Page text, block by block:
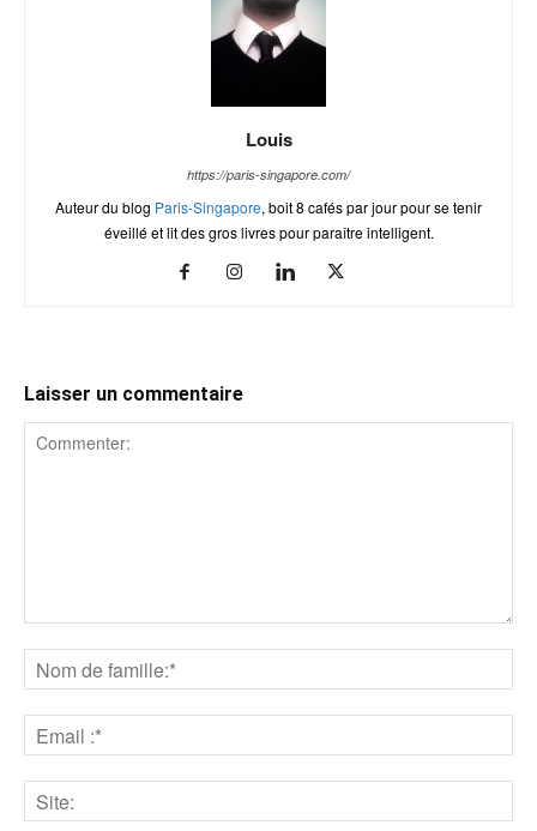
Louis
https://paris-singapore.com/
Auteur du blog Paris-Singapore, boit 8 cafés par jour pour se tenir
éveillé et lit des gros livres pour paraître intelligent.
Laisser un commentaire